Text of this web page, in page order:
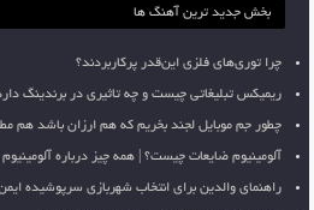
بخش جدید ترین آهنگ ها
چرا توری‌های فلزی این‌قدر پرکاربردند؟
ریمیکس تبلیغاتی چیست و چه تاثیری در برندینگ
چطور جم موبایل لجند بخریم که هم ارزان باشد هم
آلومینیوم ضایعات چیست؟ | همه چیز درباره
راهنمای والدین برای انتخاب شهربازی سرپوشیده